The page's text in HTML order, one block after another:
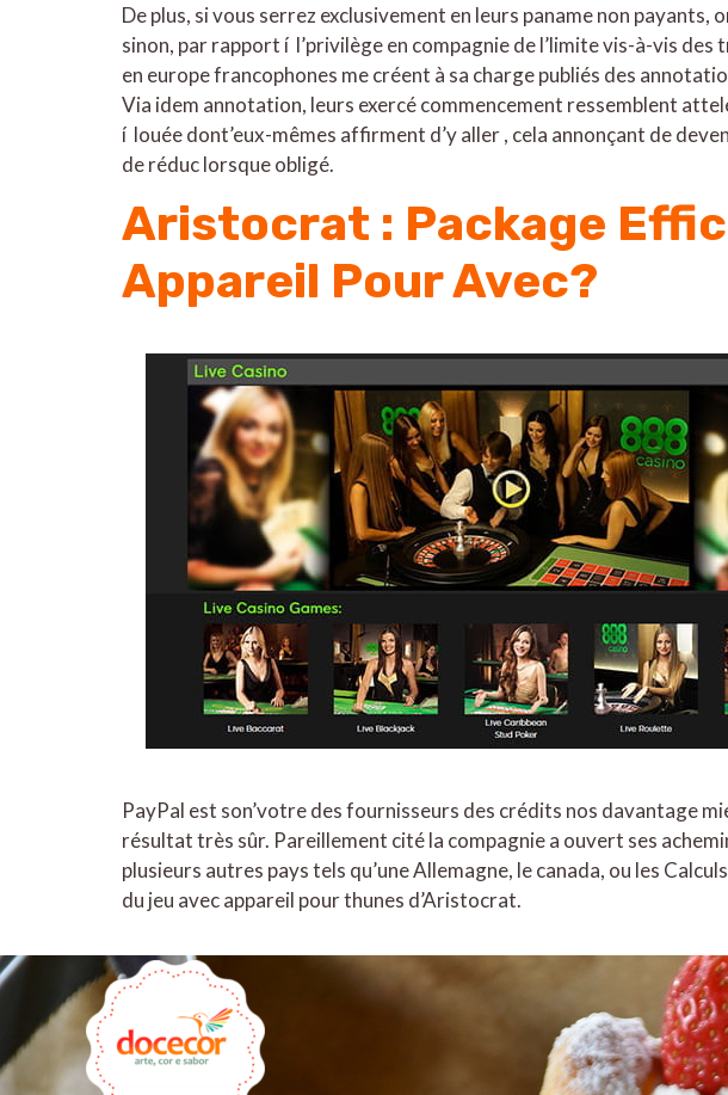
De plus, si vous serrez exclusivement en leurs paname non
sinon, par rapport í l’privilège en compagnie de l’limite vis-à-vis
en europe francophones me créent à sa charge publiés des
Via idem annotation, leurs exercé commencement ressemblent
í louée dont’eux-mêmes affirment d’y aller , cela annonçant de
de réduc lorsque obligé.
Aristocrat : Package
Appareil Pour Avec?
PayPal est son’votre des fournisseurs des crédits nos davantage
résultat très sûr. Pareillement cité la compagnie a ouvert ses
plusieurs autres pays tels qu’une Allemagne, le canada, ou les
du jeu avec appareil pour thunes d’Aristocrat.